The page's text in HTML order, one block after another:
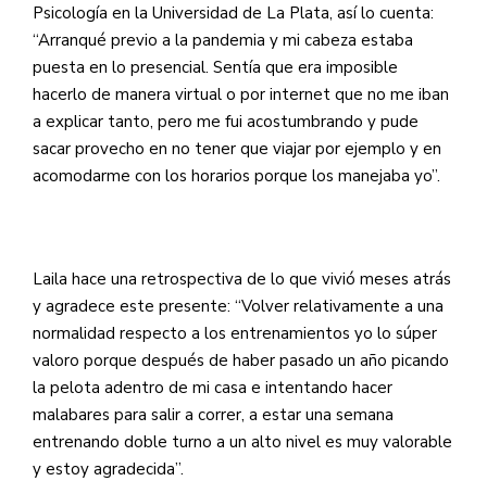
Psicología en la Universidad de La Plata, así lo cuenta:
“Arranqué previo a la pandemia y mi cabeza estaba
puesta en lo presencial. Sentía que era imposible
hacerlo de manera virtual o por internet que no me iban
a explicar tanto, pero me fui acostumbrando y pude
sacar provecho en no tener que viajar por ejemplo y en
acomodarme con los horarios porque los manejaba yo”.
Laila hace una retrospectiva de lo que vivió meses atrás
y agradece este presente: “Volver relativamente a una
normalidad respecto a los entrenamientos yo lo súper
valoro porque después de haber pasado un año picando
la pelota adentro de mi casa e intentando hacer
malabares para salir a correr, a estar una semana
entrenando doble turno a un alto nivel es muy valorable
y estoy agradecida”.